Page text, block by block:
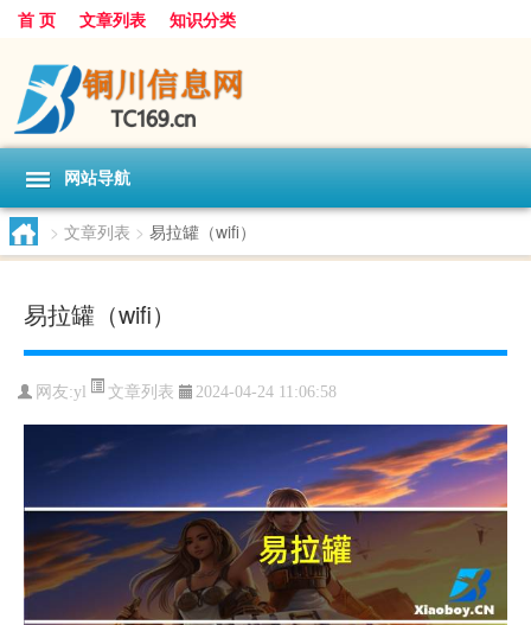
首 页 文章列表 知识分类
网站导航
> 文章列表 > 易拉罐（wifi）
易拉罐（wifi）
网友:yl 文章列表 2024-04-24 11:06:58